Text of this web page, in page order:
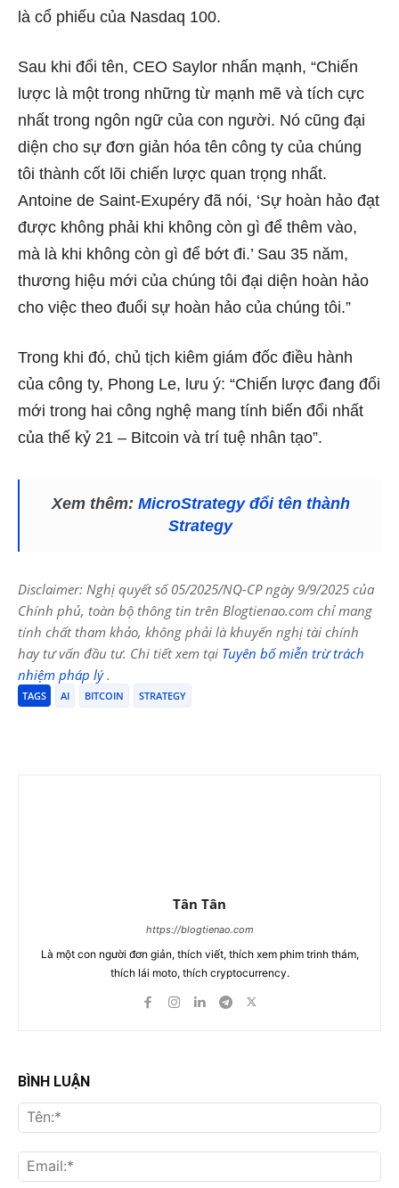
là cổ phiếu của Nasdaq 100.
Sau khi đổi tên, CEO Saylor nhấn mạnh, “Chiến
lược là một trong những từ mạnh mẽ và tích cực
nhất trong ngôn ngữ của con người. Nó cũng đại
diện cho sự đơn giản hóa tên công ty của chúng
tôi thành cốt lõi chiến lược quan trọng nhất.
Antoine de Saint-Exupéry đã nói, ‘Sự hoàn hảo đạt
được không phải khi không còn gì để thêm vào,
mà là khi không còn gì để bớt đi.’ Sau 35 năm,
thương hiệu mới của chúng tôi đại diện hoàn hảo
cho việc theo đuổi sự hoàn hảo của chúng tôi.”
Trong khi đó, chủ tịch kiêm giám đốc điều hành
của công ty, Phong Le, lưu ý: “Chiến lược đang đổi
mới trong hai công nghệ mang tính biến đổi nhất
của thế kỷ 21 – Bitcoin và trí tuệ nhân tạo”.
Xem thêm: MicroStrategy đổi tên thành
Strategy
Disclaimer: Nghị quyết số 05/2025/NQ-CP ngày 9/9/2025 của
Chính phủ, toàn bộ thông tin trên Blogtienao.com chỉ mang
tính chất tham khảo, không phải là khuyến nghị tài chính
hay tư vấn đầu tư. Chi tiết xem tại Tuyên bố miễn trừ trách
nhiệm pháp lý.
TAGS AI BITCOIN STRATEGY
Tân Tân
https://blogtienao.com
Là một con người đơn giản, thích viết, thích xem phim trinh thám,
thích lái moto, thích cryptocurrency.
BÌNH LUẬN